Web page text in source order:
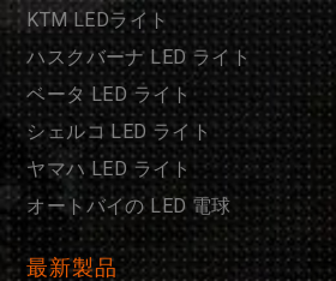
KTM LEDライト
ハスクバーナ LED ライト
ベータ LED ライト
シェルコ LED ライト
ヤマハ LED ライト
オートバイの LED 電球
最新製品